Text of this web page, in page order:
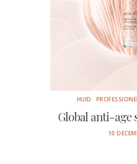
HUID
Global anti-age
POSTED
10